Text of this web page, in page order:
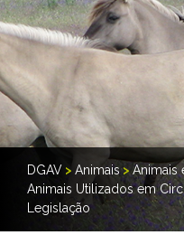
DGAV > Animais> Animais
Animais Utilizados em
Legislação